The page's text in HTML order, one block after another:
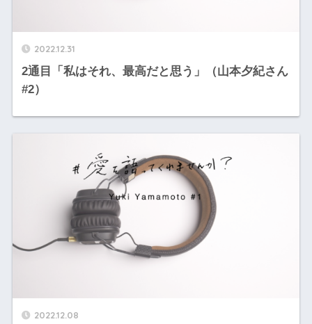
2022.12.31
2通目「私はそれ、最高だと思う」（山本夕紀さん
#2）
2022.12.08